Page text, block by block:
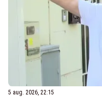
5 aug. 2026, 22:15